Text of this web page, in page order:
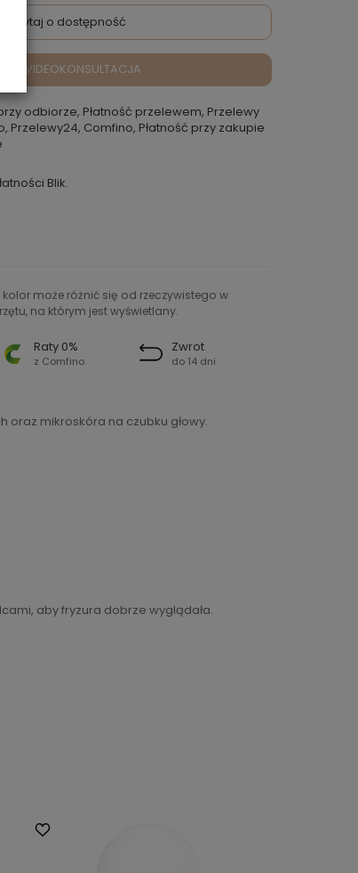
Zapytaj o dostępność
VIDEOKONSULTACJA
odbiorze, Płatność przelewem, Przelewy
Przelewy24, Comfino, Płatność przy zakupie
Blik.
może różnić się od rzeczywistego w
na którym jest wyświetlany.
Raty 0%
z Comfino
Zwrot
do 14 dni
mikroskóra na czubku głowy.
aby fryzura dobrze wyglądała.